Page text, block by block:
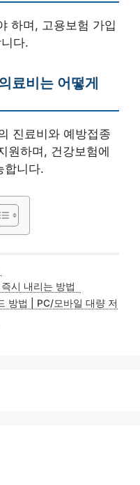
하며, 고용보험 가입
다.
료비는 어떻게
진료비와 예방접종
원하며, 건강보험에
합니다.
시 내리는 방법
방법 | PC/모바일 대량 저